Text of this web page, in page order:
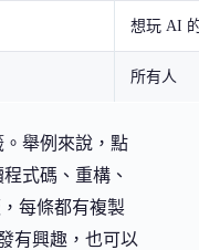
想玩 AI
所有人
舉例來說，點
式碼、重構、
每條都有複製
有興趣，也可以